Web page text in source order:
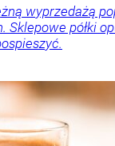
wyprzedażą
Sklepowe półki